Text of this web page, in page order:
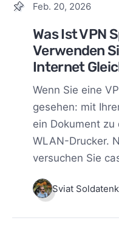
Feb. 20, 2026
Was Ist VPN
Verwenden
Internet
Wenn Sie eine
gesehen: mit
ein Dokument
WLAN-Drucker.
versuchen Sie
Sviat